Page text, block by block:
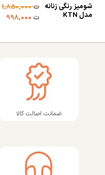
شومیز رنگی زنانه
مدل KTN
ت1,850,000
ت998,000
ضمانت اصالت کالا